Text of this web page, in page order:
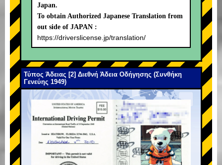
Japan.
To obtain Authorized Japanese Translation from
out side of JAPAN :
https://driverslicense.jp/translation/
Τύπος Άδειας [2] Διεθνή Άδεια Οδήγησης (Συνθήκη
Γενεύης 1949)